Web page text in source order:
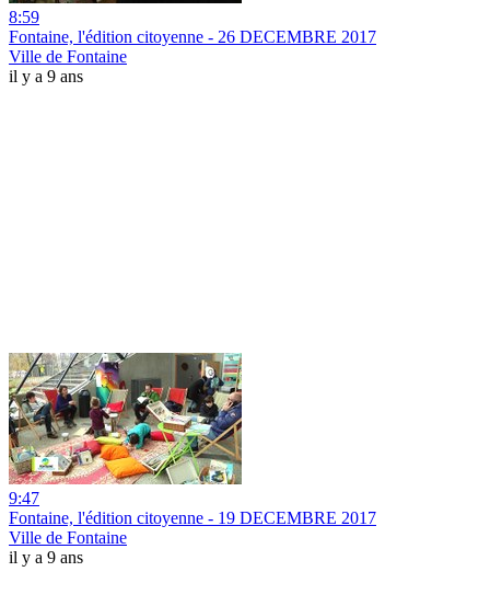
8:59
Fontaine, l'édition citoyenne - 26 DECEMBRE 2017
Ville de Fontaine
il y a 9 ans
9:47
Fontaine, l'édition citoyenne - 19 DECEMBRE 2017
Ville de Fontaine
il y a 9 ans